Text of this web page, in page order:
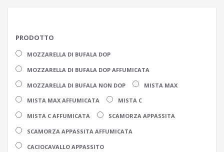
PRODOTTO
MOZZARELLA DI BUFALA DOP
MOZZARELLA DI BUFALA DOP AFFUMICATA
MOZZARELLA DI BUFALA NON DOP MISTA MAX
MISTA MAX AFFUMICATA MISTA C
MISTA C AFFUMICATA SCAMORZA APPASSITA
SCAMORZA APPASSITA AFFUMICATA
CACIOCAVALLO APPASSITO